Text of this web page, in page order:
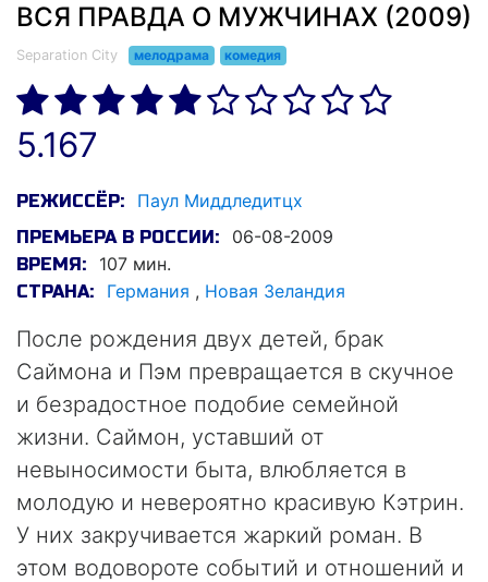
ВСЯ ПРАВДА О МУЖЧИНАХ (2009)
Separation City мелодрама комедия
5.167
РЕЖИССЁР: Паул Миддледитцх
ПРЕМЬЕРА В РОССИИ: 06-08-2009
ВРЕМЯ: 107 мин.
СТРАНА: Германия , Новая Зеландия
После рождения двух детей, брак
Саймона и Пэм превращается в скучное
и безрадостное подобие семейной
жизни. Саймон, уставший от
невыносимости быта, влюбляется в
молодую и невероятно красивую Кэтрин.
У них закручивается жаркий роман. В
этом водовороте событий и отношений и